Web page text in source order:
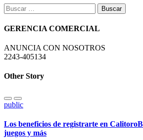
Buscar:
GERENCIA COMERCIAL
ANUNCIA CON NOSOTROS
2243-405134
Other Story
public
Los beneficios de registrarte en
juegos y más